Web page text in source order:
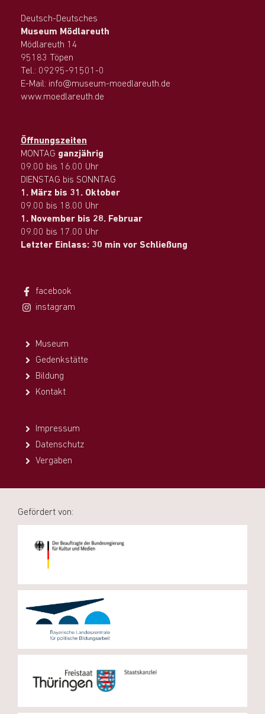
Deutsch-Deutsches
Museum Mödlareuth
Mödlareuth 14
95183 Töpen
Tel.: 09295-91501-0
E-Mail: info@museum-moedlareuth.de
www.moedlareuth.de
Öffnungszeiten
MONTAG ganzjährig
09.00 bis 16.00 Uhr
DIENSTAG bis SONNTAG
1. März bis 31. Oktober
09.00 bis 18.00 Uhr
1. November bis 28. Februar
09.00 bis 17.00 Uhr
Letzter Einlass: 30 min vor Schließung
facebook
instagram
Museum
Gedenkstätte
Bildung
Kontakt
Impressum
Datenschutz
Vergaben
Gefördert von: